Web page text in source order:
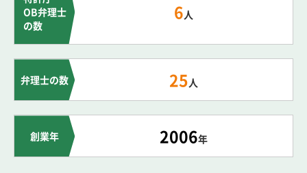
OB弁理士
の数
6人
弁理士の数 25人
創業年 2006年